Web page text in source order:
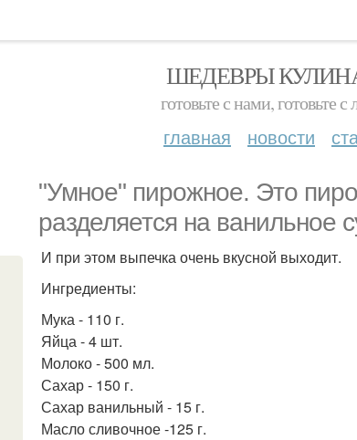
ШЕДЕВРЫ
готовьте с нами, готовьте
главная новости
"Умное" пирожное. Это
разделяется на ванильное
И при этом выпечка очень вкусной выходит.
Ингредиенты:
Мука - 110 г.
Яйца - 4 шт.
Молоко - 500 мл.
Сахар - 150 г.
Сахар ванильный - 15 г.
Масло сливочное -125 г.